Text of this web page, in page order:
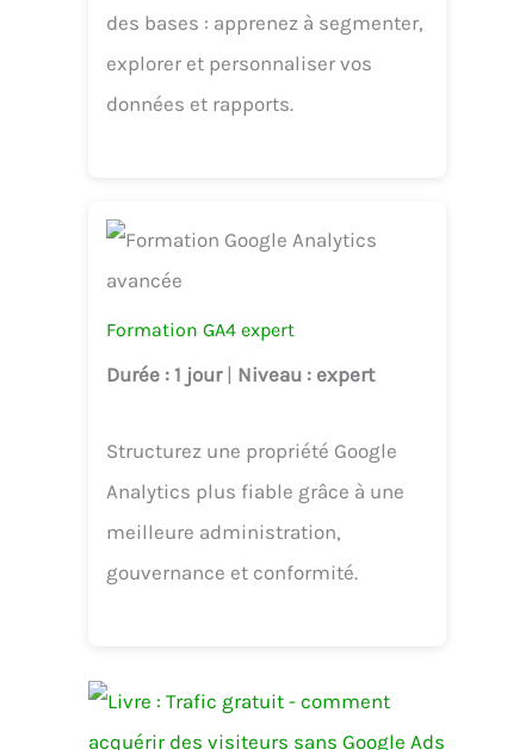
des bases : apprenez à segmenter,
explorer et personnaliser vos
données et rapports.
Formation GA4 expert
Durée : 1 jour | Niveau : expert
Structurez une propriété Google
Analytics plus fiable grâce à une
meilleure administration,
gouvernance et conformité.